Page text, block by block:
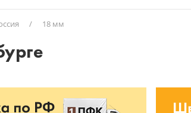
/ 18 мм